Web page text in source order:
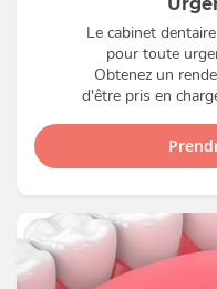
Le cabinet
pour toute
Obtenez un
d'être pris en